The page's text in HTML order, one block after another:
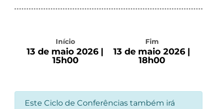
Início
13 de maio 2026 |
15h00
Fim
13 de maio 2026 |
18h00
Este Ciclo de Conferências também irá